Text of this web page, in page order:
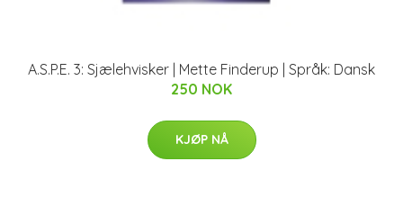
A.S.P.E. 3: Sjælehvisker | Mette Finderup | Språk: Dansk
250 NOK
KJØP NÅ